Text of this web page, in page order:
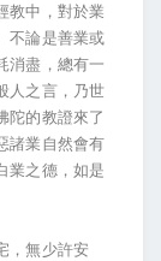
教中，對於業
不論是善業或
消盡，總有一
人之言，乃世
陀的教證來了
諸業自然會有
業之德，如是
，無少許安